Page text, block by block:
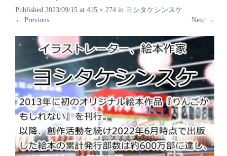
Published 2023/09/15 at 415 × 274 in ヨシタケシンスケ
← Previous Next →